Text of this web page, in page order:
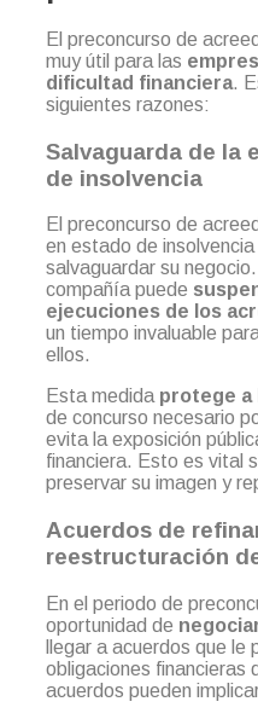
El preconcurso de
muy útil para las
dificultad financiera.
siguientes razones:
Salvaguarda de la
de insolvencia
El preconcurso de
en estado de
salvaguardar su
compañía puede
ejecuciones de los
un tiempo invaluable
ellos.
Esta medida protege a
de concurso necesario
evita la exposición
financiera. Esto es vital
preservar su imagen y
Acuerdos de
reestructuración
En el periodo de
oportunidad de
llegar a acuerdos que
obligaciones financieras
acuerdos pueden